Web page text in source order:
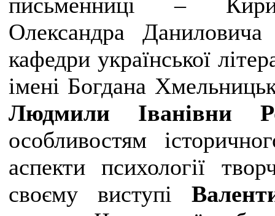
письменниці –
Олександра
кафедри української
імені Богдана
Людмили Іванівни
особливостям
аспекти психології
своєму виступі